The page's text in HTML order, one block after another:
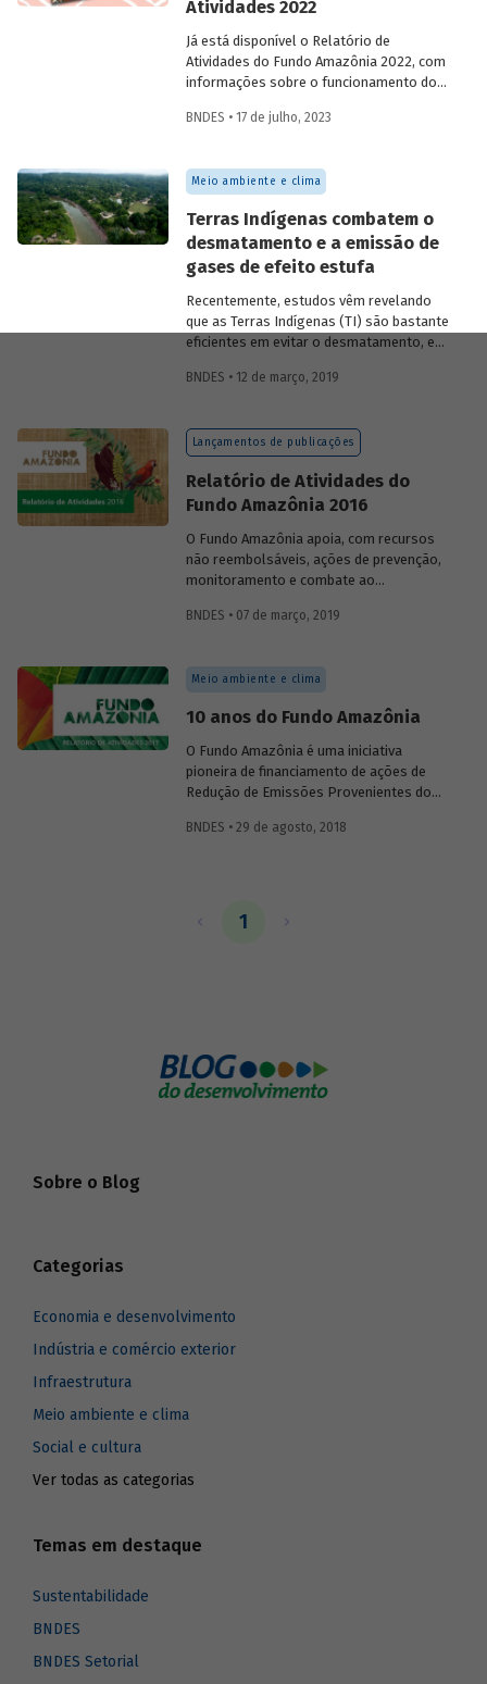
Atividades 2022
Já está disponível o Relatório de
Atividades do Fundo Amazônia 2022, com
informações sobre o funcionamento do
recursos, monitoramento e avaliação de
andamento.
BNDES • 17 de julho, 2023
Meio ambiente e clima
Terras Indígenas combatem o
desmatamento e a emissão de
gases de efeito estufa
Recentemente, estudos vêm revelando
que as Terras Indígenas (TI) são bastante
eficientes em evitar o desmatamento, e
de efeito estufa. Isso é especialmente
dos impactos da mudança do clima, como
o aquecimento global.
BNDES • 12 de março, 2019
Lançamentos de publicações
Relatório de Atividades do
Fundo Amazônia 2016
O Fundo Amazônia apoia, com recursos
não reembolsáveis, ações de prevenção,
monitoramento e combate ao
buscam a conservação e o uso
seus recursos no apoio ao
desenvolvimento de sistemas de
monitoramento e de controle do
desmatamento em outros biomas
brasileiros e em outros países com
florestas tropicais.
BNDES • 07 de março, 2019
Meio ambiente e clima
10 anos do Fundo Amazônia
O Fundo Amazônia é uma iniciativa
pioneira de financiamento de ações de
Redução de Emissões Provenientes do
Florestal (REDD+). Gerido pelo BNDES,
e combate ao desmatamento e de
BNDES • 29 de agosto, 2018
1
Sobre o Blog
Categorias
Economia e desenvolvimento
Indústria e comércio exterior
Infraestrutura
Meio ambiente e clima
Social e cultura
Ver todas as categorias
Temas em destaque
Sustentabilidade
BNDES
BNDES Setorial